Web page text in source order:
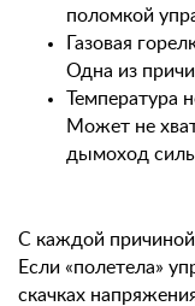
поломкой
Газовая
Одна из
Температура
Может не
дымоход
С каждой причиной
Если «полетела»
скачках